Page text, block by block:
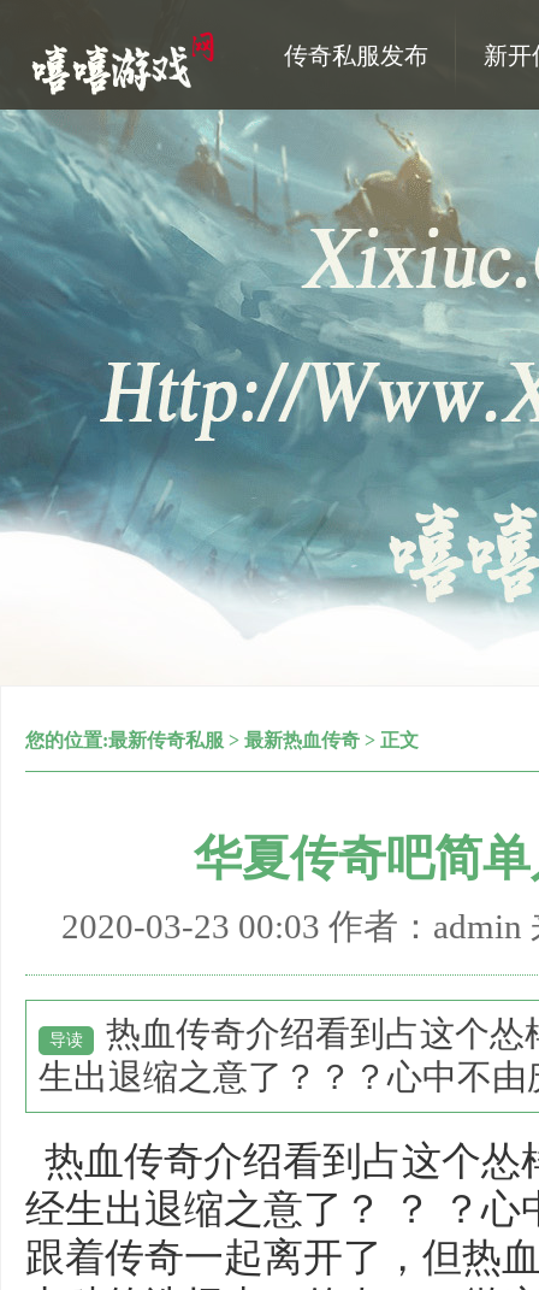
传奇私服发布 新开
您的位置:最新传奇私服 > 最新热血传奇 > 正文
华夏传奇吧简
2020-03-23 00:03 作者：admin
导读
热血传奇介绍看到占这个
生出退缩之意了？？？心中不
热血传奇介绍看到占这个
经生出退缩之意了？ ？ ？
跟着传奇一起离开了，但热